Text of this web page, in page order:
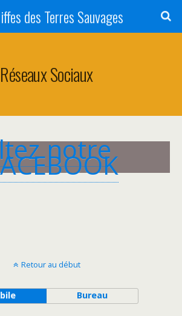
des Terres Sauvages
Réseaux Sociaux
notre
Retour au début
Bureau